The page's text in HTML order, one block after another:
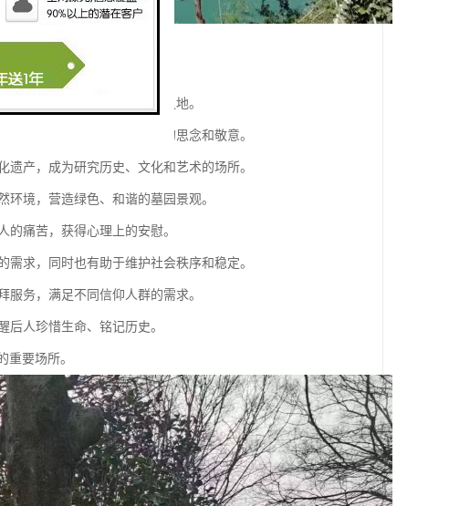
家属为逝者选择合适的安息之地。
拜、缅怀逝者，表达对逝者的思念和敬意。
产，成为研究历史、文化和艺术的场所。
境，营造绿色、和谐的墓园景观。
痛苦，获得心理上的安慰。
求，同时也有助于维护社会秩序和稳定。
务，满足不同信仰人群的需求。
人珍惜生命、铭记历史。
要场所。